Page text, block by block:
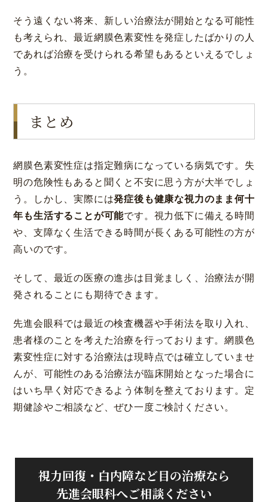
そう遠くない将来、新しい治療法が開始となる可能性
も考えられ、最近網膜色素変性を発症したばかりの人
であれば治療を受けられる希望もあるといえるでしょ
う。
まとめ
網膜色素変性症は指定難病になっている病気です。失
明の危険性もあると聞くと不安に思う方が大半でしょ
う。しかし、実際には発症後も健康な視力のまま何十
年も生活することが可能です。視力低下に備える時間
や、支障なく生活できる時間が長くある可能性の方が
高いのです。
そして、最近の医療の進歩は目覚ましく、治療法が開
発されることにも期待できます。
先進会眼科では最近の検査機器や手術法を取り入れ、
患者様のことを考えた治療を行っております。網膜色
素変性症に対する治療法は現時点では確立していませ
んが、可能性のある治療法が臨床開始となった場合に
はいち早く対応できるよう体制を整えております。定
期健診やご相談など、ぜひ一度ご検討ください。
視力回復・白内障など目の治療なら
先進会眼科へご相談ください